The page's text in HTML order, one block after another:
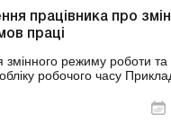
працівника про
праці
режиму роботи та
робочого часу